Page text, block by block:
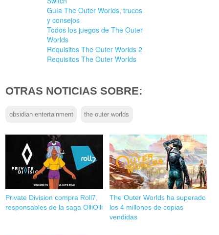
Guía The Outer Worlds, trucos
y consejos
Todos los juegos de The Outer
Worlds
Requisitos The Outer Worlds 2
Requisitos The Outer Worlds
OTRAS NOTICIAS SOBRE:
obsidian entertainment the outer worlds
Private Division compra Roll7,
responsables de la saga OlliOlli
The Outer Worlds ha superado
los 4 millones de copias
vendidas